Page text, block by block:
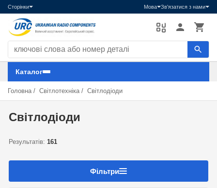
Сторінки Мова Зв'язатися з нами
Пошук компонентів
Каталог
Головна / Світлотехніка / Світлодіоди
Світлодіоди
Результатів: 161
Фільтри